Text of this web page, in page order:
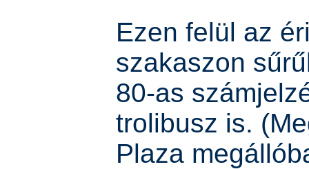
Ezen felül az
szakaszon
80-as
trolibusz is.
Plaza